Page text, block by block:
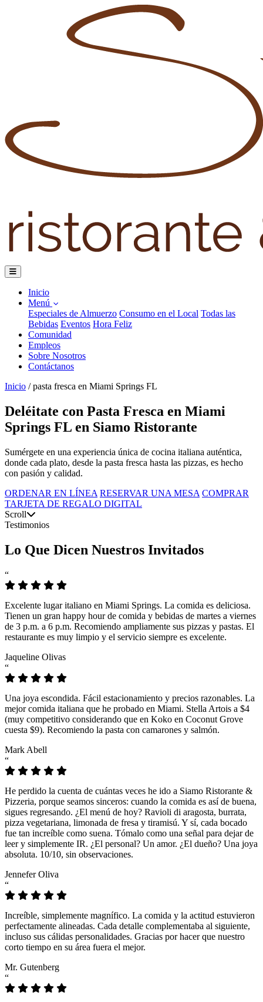
Inicio
Menú
Especiales de Almuerzo Consumo en el Local Todas las
Bebidas Eventos Hora Feliz
Comunidad
Empleos
Sobre Nosotros
Contáctanos
Inicio / pasta fresca en Miami Springs FL
Deléitate con Pasta Fresca en Miami
Springs FL en Siamo Ristorante
Sumérgete en una experiencia única de cocina italiana auténtica,
donde cada plato, desde la pasta fresca hasta las pizzas, es hecho
con pasión y calidad.
ORDENAR EN LÍNEA RESERVAR UNA MESA COMPRAR
TARJETA DE REGALO DIGITAL
Scroll
Testimonios
Lo Que Dicen Nuestros Invitados
“
Excelente lugar italiano en Miami Springs. La comida es deliciosa.
Tienen un gran happy hour de comida y bebidas de martes a viernes
de 3 p.m. a 6 p.m. Recomiendo ampliamente sus pizzas y pastas. El
restaurante es muy limpio y el servicio siempre es excelente.
Jaqueline Olivas
“
Una joya escondida. Fácil estacionamiento y precios razonables. La
mejor comida italiana que he probado en Miami. Stella Artois a $4
(muy competitivo considerando que en Koko en Coconut Grove
cuesta $9). Recomiendo la pasta con camarones y salmón.
Mark Abell
“
He perdido la cuenta de cuántas veces he ido a Siamo Ristorante &
Pizzeria, porque seamos sinceros: cuando la comida es así de buena,
sigues regresando. ¿El menú de hoy? Ravioli di aragosta, burrata,
pizza vegetariana, limonada de fresa y tiramisú. Y sí, cada bocado
fue tan increíble como suena. Tómalo como una señal para dejar de
leer y simplemente IR. ¿El personal? Un amor. ¿El dueño? Una joya
absoluta. 10/10, sin observaciones.
Jennefer Oliva
“
Increíble, simplemente magnífico. La comida y la actitud estuvieron
perfectamente alineadas. Cada detalle complementaba al siguiente,
incluso sus cálidas personalidades. Gracias por hacer que nuestro
corto tiempo en su área fuera el mejor.
Mr. Gutenberg
“